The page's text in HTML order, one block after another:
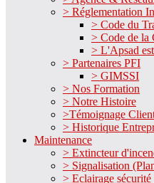
> Réglementation
> Code du
> Code de la
> L'Apsad
> Partenaires PFI
> GIMSSI
> Nos Formation
> Notre Histoire
>Témoignage
> Historique
Maintenance
> Extincteur
> Signalisation
> Eclairage sécurité